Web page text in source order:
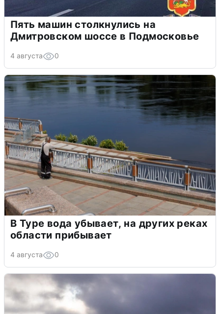
Пять машин столкнулись на
Дмитровском шоссе в Подмосковье
4 августа 0
В Туре вода убывает, на других реках
области прибывает
4 августа 0